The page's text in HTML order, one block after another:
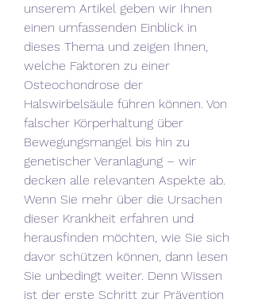
unserem Artikel geben wir Ihnen
einen umfassenden Einblick in
dieses Thema und zeigen Ihnen,
welche Faktoren zu einer
Osteochondrose der
Halswirbelsäule führen können. Von
falscher Körperhaltung über
Bewegungsmangel bis hin zu
genetischer Veranlagung – wir
decken alle relevanten Aspekte ab.
Wenn Sie mehr über die Ursachen
dieser Krankheit erfahren und
herausfinden möchten, wie Sie sich
davor schützen können, dann lesen
Sie unbedingt weiter. Denn Wissen
ist der erste Schritt zur Prävention